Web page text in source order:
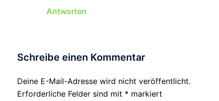
Antworten
Schreibe einen Kommentar
Deine E-Mail-Adresse wird nicht veröffentlicht.
Erforderliche Felder sind mit * markiert